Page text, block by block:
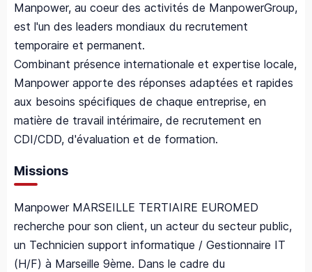
Manpower, au coeur des activités de ManpowerGroup,
est l'un des leaders mondiaux du recrutement
temporaire et permanent.
Combinant présence internationale et expertise locale,
Manpower apporte des réponses adaptées et rapides
aux besoins spécifiques de chaque entreprise, en
matière de travail intérimaire, de recrutement en
CDI/CDD, d'évaluation et de formation.
Missions
Manpower MARSEILLE TERTIAIRE EUROMED
recherche pour son client, un acteur du secteur public,
un Technicien support informatique / Gestionnaire IT
(H/F) à Marseille 9ème. Dans le cadre du